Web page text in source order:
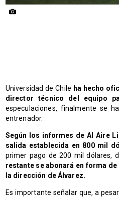
​Universidad de Chile ha hecho
director técnico del equipo
especulaciones, finalmente se
entrenador.
Según los informes de Al Aire
salida establecida en 800 mil
primer pago de 200 mil dólares,
restante se abonará en forma
la dirección de Álvarez.
Es importante señalar que, a